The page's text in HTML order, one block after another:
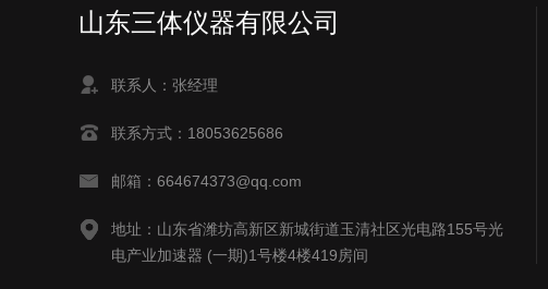
山东三体仪器有限公司
联系人：张经理
联系方式：18053625686
邮箱：664674373@qq.com
地址：山东省潍坊高新区新城街道玉清社区光电路155号光
电产业加速器 (一期)1号楼4楼419房间